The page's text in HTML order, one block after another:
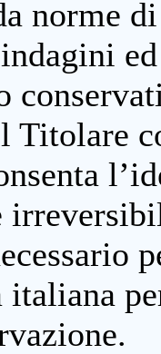
norme
Titolare